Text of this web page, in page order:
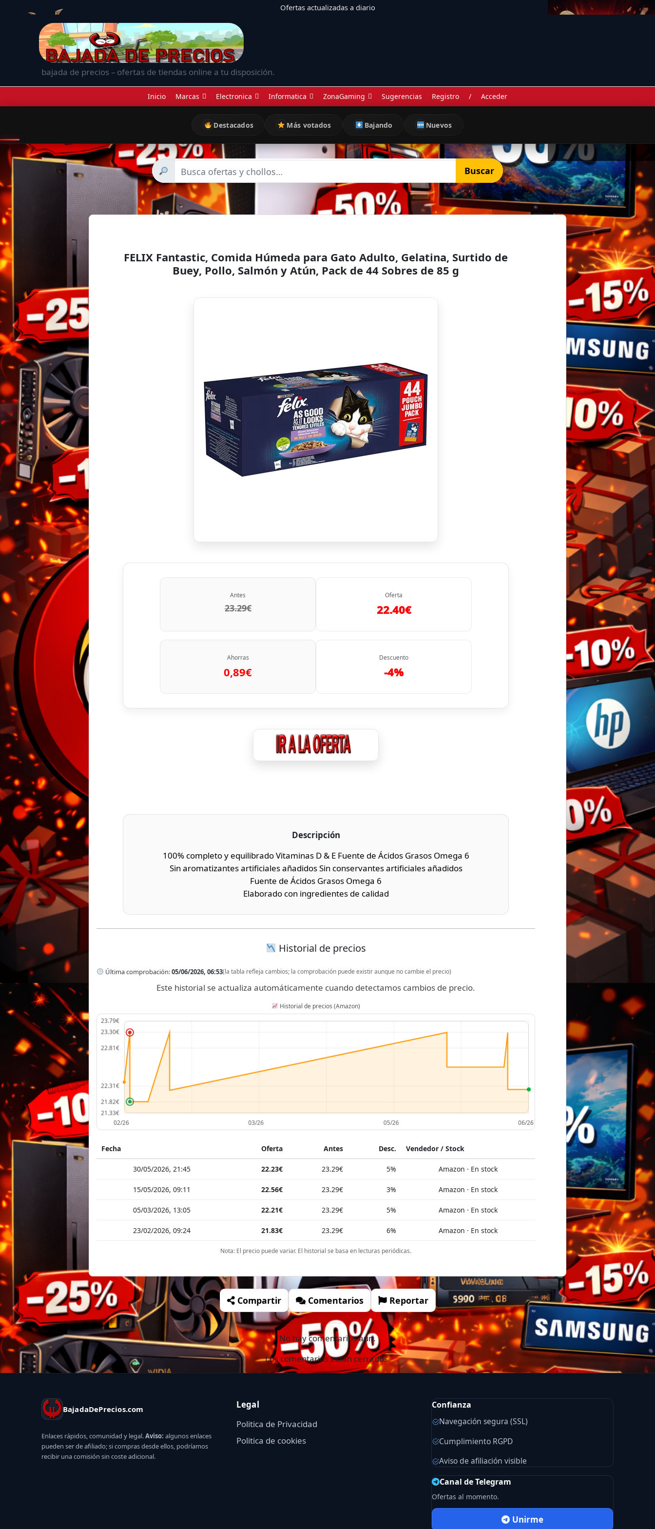
Ofertas actualizadas a diario
bajada de precios – ofertas de tiendas online a tu disposición.
Inicio Marcas Electronica Informatica ZonaGaming Sugerencias Registro / Acceder
Destacados Más votados Bajando Nuevos
Buscar
FELIX Fantastic, Comida Húmeda para Gato Adulto, Gelatina, Surtido de
Buey, Pollo, Salmón y Atún, Pack de 44 Sobres de 85 g
Antes
23.29€
Oferta
22.40€
Ahorras
0,89€
Descuento
-4%
Descripción
100% completo y equilibrado Vitaminas D & E Fuente de Ácidos Grasos Omega 6
Sin aromatizantes artificiales añadidos Sin conservantes artificiales añadidos
Fuente de Ácidos Grasos Omega 6
Elaborado con ingredientes de calidad
Historial de precios
Última comprobación:05/06/2026, 06:53(la tabla refleja cambios; la comprobación puede existir aunque no cambie el precio)
Este historial se actualiza automáticamente cuando detectamos cambios de precio.
Historial de precios (Amazon)
Fecha Oferta Antes Desc. Vendedor / Stock
30/05/2026, 21:45 22.23€ 23.29€ 5% Amazon · En stock
15/05/2026, 09:11 22.56€ 23.29€ 3% Amazon · En stock
05/03/2026, 13:05 22.21€ 23.29€ 5% Amazon · En stock
23/02/2026, 09:24 21.83€ 23.29€ 6% Amazon · En stock
Nota: El precio puede variar. El historial se basa en lecturas periódicas.
Compartir Comentarios Reportar
No hay comentarios aún.
Los comentarios están cerrados.
BajadaDePrecios.com
Enlaces rápidos, comunidad y legal.Aviso: algunos enlaces
pueden ser de afiliado; si compras desde ellos, podríamos
recibir una comisión sin coste adicional.
Legal
Politica de Privacidad
Politica de cookies
Confianza
Navegación segura (SSL)
Cumplimiento RGPD
Aviso de afiliación visible
Canal de Telegram
Ofertas al momento.
Unirme